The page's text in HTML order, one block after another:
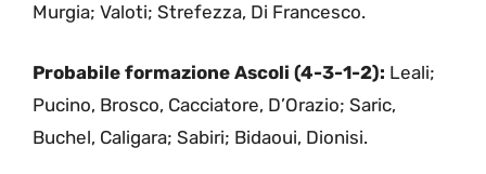
Murgia; Valoti; Strefezza, Di Francesco.
Probabile formazione Ascoli (4-3-1-2): Leali;
Pucino, Brosco, Cacciatore, D’Orazio; Saric,
Buchel, Caligara; Sabiri; Bidaoui, Dionisi.